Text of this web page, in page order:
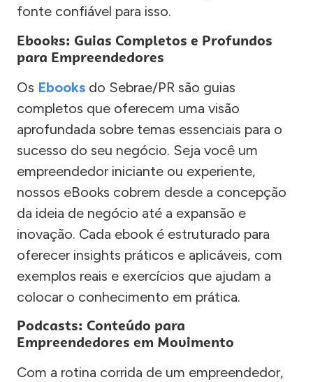
fonte confiável para isso.
Ebooks: Guias Completos e Profundos
para Empreendedores
Os Ebooks do Sebrae/PR são guias
completos que oferecem uma visão
aprofundada sobre temas essenciais para o
sucesso do seu negócio. Seja você um
empreendedor iniciante ou experiente,
nossos eBooks cobrem desde a concepção
da ideia de negócio até a expansão e
inovação. Cada ebook é estruturado para
oferecer insights práticos e aplicáveis, com
exemplos reais e exercícios que ajudam a
colocar o conhecimento em prática.
Podcasts: Conteúdo para
Empreendedores em Movimento
Com a rotina corrida de um empreendedor,